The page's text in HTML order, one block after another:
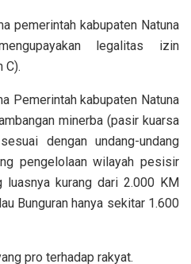
pemerintah kabupaten Natuna
legalitas izin
C).
Pemerintah kabupaten Natuna
minerba (pasir kuarsa
dengan undang-undang
pengelolaan wilayah pesisir
luasnya kurang dari 2.000 KM
Bunguran hanya sekitar 1.600
pro terhadap rakyat.